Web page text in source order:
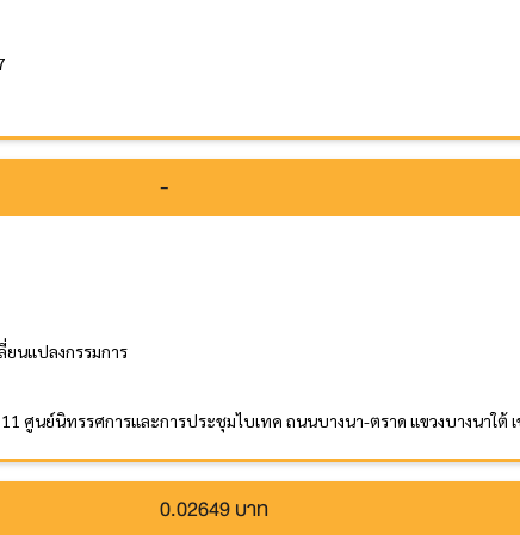
-
ยนแปลงกรรมการ
ศูนย์นิทรรศการและการประชุมไบเทค ถนนบางนา-ตราด แขวงบางนาใต้
0.02649 บาท